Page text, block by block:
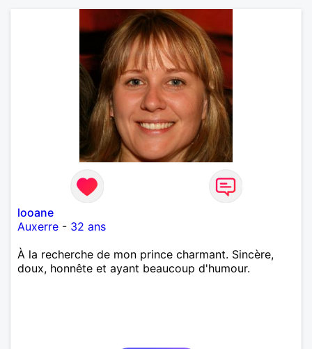
looane
Auxerre - 32 ans
À la recherche de mon prince charmant. Sincère,
doux, honnête et ayant beaucoup d'humour.